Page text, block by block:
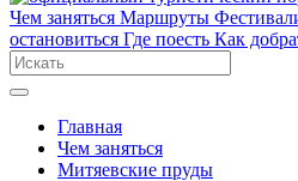
Чем заняться Маршруты
остановиться Где поесть Как
Главная
Чем заняться
Митяевские пруды